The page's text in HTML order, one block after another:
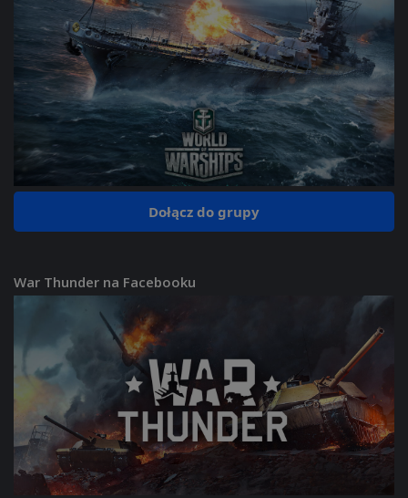
Dołącz do grupy
War Thunder na Facebooku